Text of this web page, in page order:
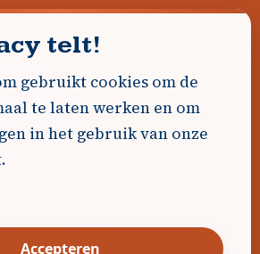
gevonden.
Contacteer ons!
Algemene voorwaarden
telt!
gebruikt cookies om de
te laten werken en om
in het gebruik van onze
Accepteren